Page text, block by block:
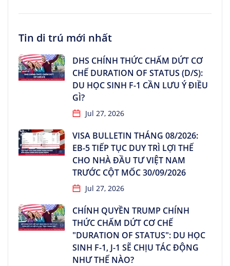
Tin di trú mới nhất
DHS CHÍNH THỨC CHẤM DỨT CƠ
CHẾ DURATION OF STATUS (D/S):
DU HỌC SINH F-1 CẦN LƯU Ý ĐIỀU
GÌ?
Jul 27, 2026
VISA BULLETIN THÁNG 08/2026:
EB-5 TIẾP TỤC DUY TRÌ LỢI THẾ
CHO NHÀ ĐẦU TƯ VIỆT NAM
TRƯỚC CỘT MỐC 30/09/2026
Jul 27, 2026
CHÍNH QUYỀN TRUMP CHÍNH
THỨC CHẤM DỨT CƠ CHẾ
"DURATION OF STATUS": DU HỌC
SINH F-1, J-1 SẼ CHỊU TÁC ĐỘNG
NHƯ THẾ NÀO?